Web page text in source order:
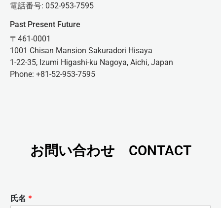
電話番号: 052-953-7595
Past Present Future
〒461-0001
1001 Chisan Mansion Sakuradori Hisaya
1-22-35, Izumi Higashi-ku Nagoya, Aichi, Japan
Phone: +81-52-953-7595
お問い合わせ CONTACT
氏名 *